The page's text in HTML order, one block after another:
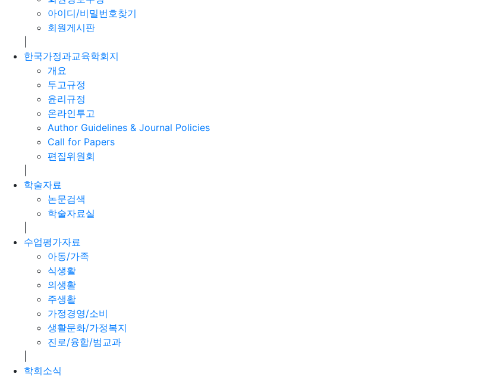
아이디/비밀번호찾기
회원게시판
한국가정과교육학회지
개요
투고규정
윤리규정
온라인투고
Author Guidelines & Journal Policies
Call for Papers
편집위원회
학술자료
논문검색
학술자료실
수업평가자료
아동/가족
식생활
의생활
주생활
가정경영/소비
생활문화/가정복지
진로/융합/범교과
학회소식